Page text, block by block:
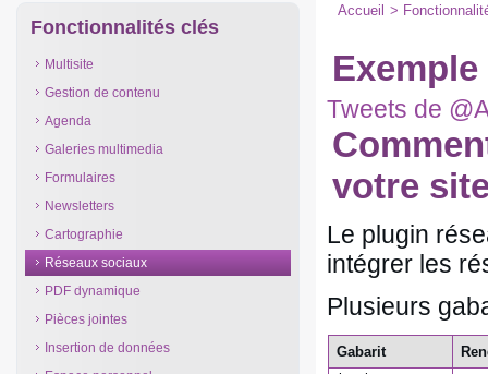
Fonctionnalités clés
Multisite
Gestion de contenu
Agenda
Galeries multimedia
Formulaires
Newsletters
Cartographie
Réseaux sociaux
PDF dynamique
Pièces jointes
Insertion de données
Accueil >
Tweets de
votre
Le plugin
intégrer les
Plusieurs
Gabarit